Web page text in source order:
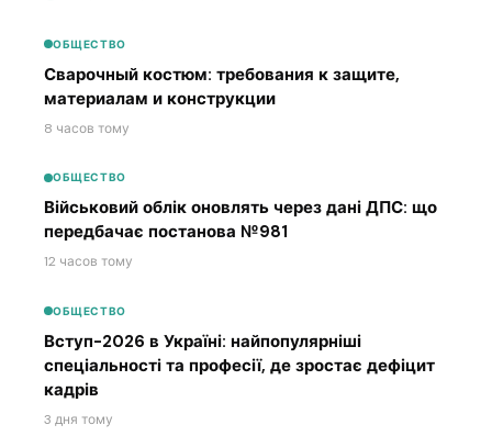
ОБЩЕСТВО
Сварочный костюм: требования к защите,
материалам и конструкции
8 часов тому
ОБЩЕСТВО
Військовий облік оновлять через дані ДПС: що
передбачає постанова №981
12 часов тому
ОБЩЕСТВО
Вступ-2026 в Україні: найпопулярніші
спеціальності та професії, де зростає дефіцит
кадрів
3 дня тому